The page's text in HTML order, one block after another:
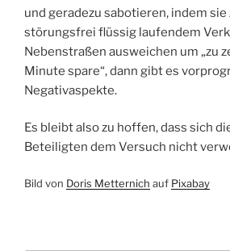
und geradezu sabotieren, indem
störungsfrei flüssig laufendem
Nebenstraßen ausweichen um „zu
Minute spare“, dann gibt es
Negativaspekte.
Es bleibt also zu hoffen, dass sich
Beteiligten dem Versuch nicht
Bild von Doris Metternich auf Pixabay